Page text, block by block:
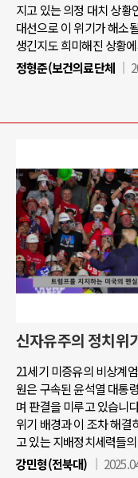
지고 있는 의정 대치 상황
대선으로 이 위기가 해소
생긴지도 희미해진 상황
정형준(보건의료단체
신자유주의 정치위
21세기 미증유의 비상계
원은 구속된 윤석열 대통
며 판결을 미루고 있습니
위기 배경과 이 조차 해결
고 있는 지배정치세력들
강민형(전북대)